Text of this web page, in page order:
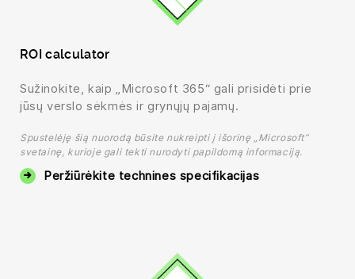
ROI calculator
Sužinokite, kaip „Microsoft 365“ gali prisidėti prie
jūsų verslo sėkmės ir grynųjų pajamų.
Spustelėję šią nuorodą būsite nukreipti į išorinę „Microsoft“
svetainę, kurioje gali tekti nurodyti papildomą informaciją.
Peržiūrėkite technines specifikacijas